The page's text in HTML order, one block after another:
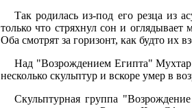
Так родилась из-под его резца из
только что стряхнул сон и
Оба смотрят за горизонт, как будто их
Над "Возрождением Египта" Мухтар
несколько скульптур и вскоре умер в
Скульптурная группа